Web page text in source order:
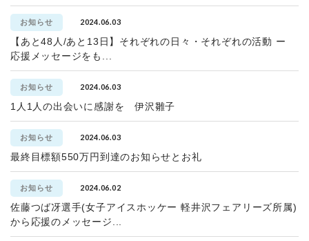
お知らせ 2024.06.03
【あと48人/あと13日】それぞれの日々・それぞれの活動 ー
応援メッセージをも...
お知らせ 2024.06.03
1人1人の出会いに感謝を 伊沢雛子
お知らせ 2024.06.03
最終目標額550万円到達のお知らせとお礼
お知らせ 2024.06.02
佐藤つば冴選手(女子アイスホッケー 軽井沢フェアリーズ所属)
から応援のメッセージ...